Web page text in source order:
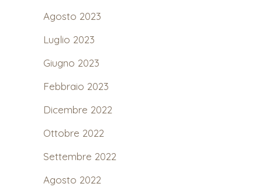
Agosto 2023
Luglio 2023
Giugno 2023
Febbraio 2023
Dicembre 2022
Ottobre 2022
Settembre 2022
Agosto 2022